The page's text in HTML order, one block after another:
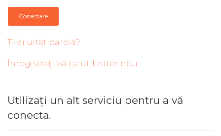
Conectare
Ti-ai uitat parola?
Înregistrați-vă ca utilizator nou
Utilizați un alt serviciu pentru a vă
conecta.